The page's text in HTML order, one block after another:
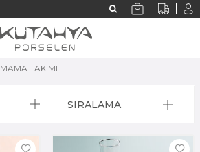
MAMA TAKIMI
SIRALAMA